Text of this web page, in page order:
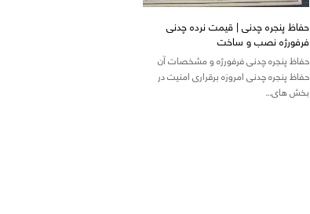
حفاظ پنجره چدنی | قیمت نرده چدنی
فرفورژه نصب و ساخت
حفاظ پنجره چدنی فرفورژه و مشخصات آن
حفاظ پنجره چدنی امروزه برقراری امنیت در
بخش های…